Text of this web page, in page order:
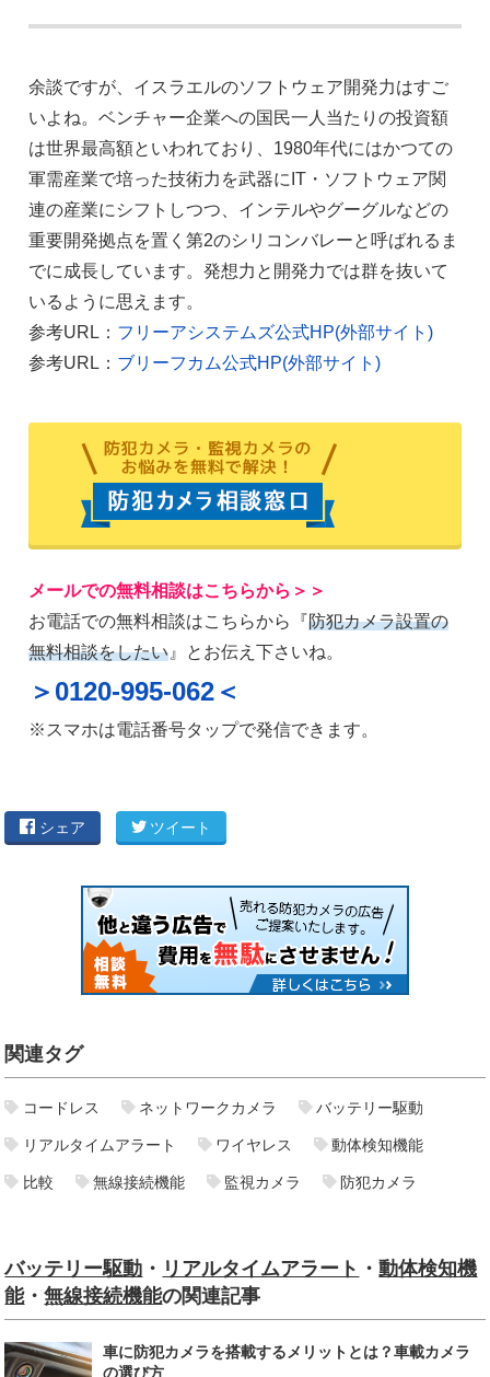
余談ですが、イスラエルのソフトウェア開発力はすご
いよね。ベンチャー企業への国民一人当たりの投資額
は世界最高額といわれており、1980年代にはかつての
軍需産業で培った技術力を武器にIT・ソフトウェア関
連の産業にシフトしつつ、インテルやグーグルなどの
重要開発拠点を置く第2のシリコンバレーと呼ばれるま
でに成長しています。発想力と開発力では群を抜いて
いるように思えます。
参考URL： フリーアシステムズ公式HP(外部サイト)
参考URL： ブリーフカム公式HP(外部サイト)
メールでの無料相談はこちらから＞＞
お電話での無料相談はこちらから『防犯カメラ設置の
無料相談をしたい 』とお伝え下さいね。
＞0120-995-062＜
※スマホは電話番号タップで発信できます。
シェア ツイート
関連タグ
コードレス ネットワークカメラ バッテリー駆動
リアルタイムアラート ワイヤレス 動体検知機能
比較 無線接続機能 監視カメラ 防犯カメラ
バッテリー駆動 ・ リアルタイムアラート ・動体検知機
能・無線接続機能の関連記事
車に防犯カメラを搭載するメリットとは？車載カメラ
の選び方